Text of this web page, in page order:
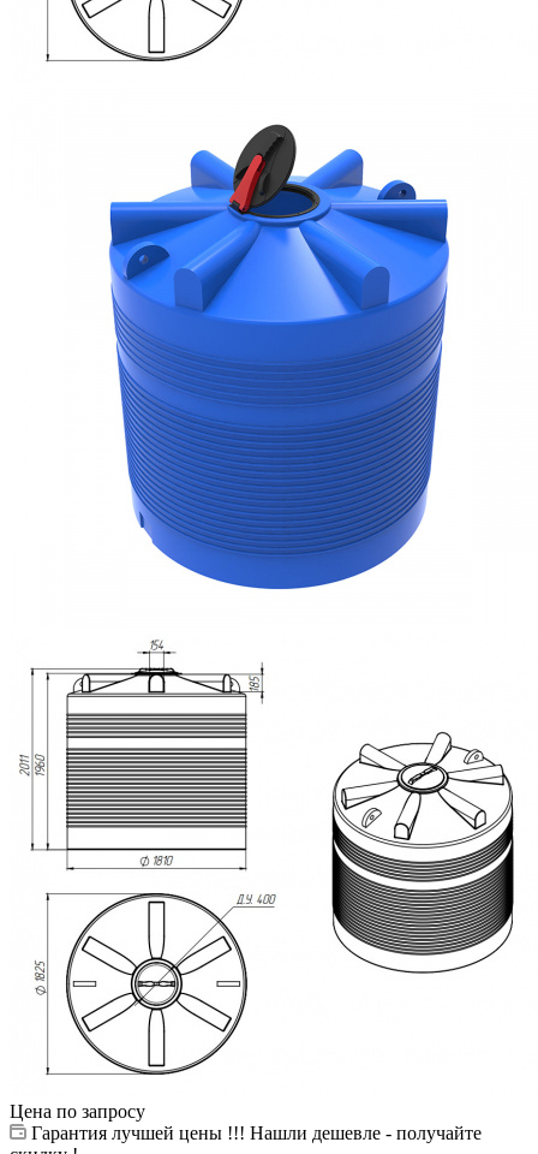
Цена по запросу
Гарантия лучшей цены !!! Нашли дешевле - получайте